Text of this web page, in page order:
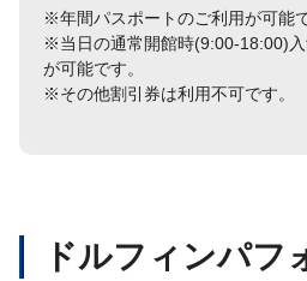
※年間パスポートのご利用が可能で
※当日の通常開館時(9:00-18:00)
が可能です。
※その他割引券は利用不可です。
ドルフィンパフ